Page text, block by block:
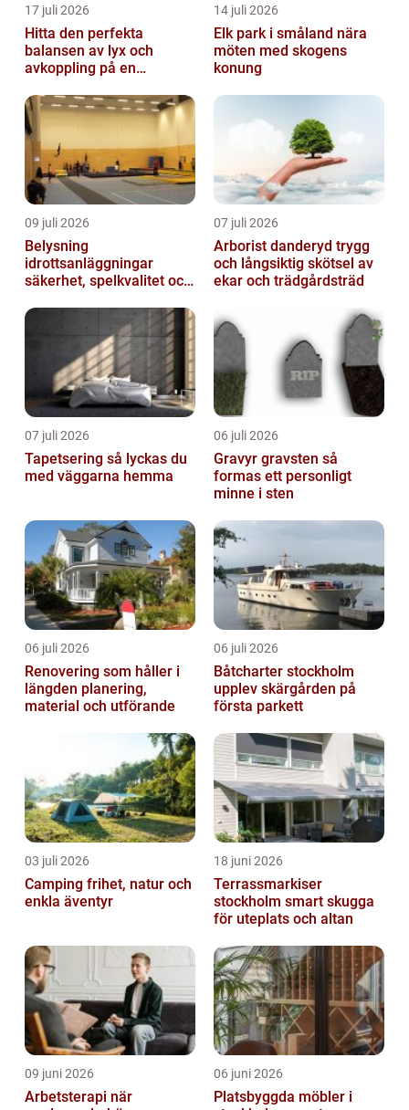
17 juli 2026
Hitta den perfekta
balansen av lyx och
avkoppling på en
Östermalm
14 juli 2026
Elk park i småland nära
möten med skogens
konung
09 juli 2026
Belysning
idrottsanläggningar
säkerhet, spelkvalitet och
07 juli 2026
Arborist danderyd trygg
och långsiktig skötsel av
ekar och trädgårdsträd
07 juli 2026
Tapetsering så lyckas du
med väggarna hemma
06 juli 2026
Gravyr gravsten så
formas ett personligt
minne i sten
06 juli 2026
Renovering som håller i
längden planering,
material och utförande
06 juli 2026
Båtcharter stockholm
upplev skärgården på
första parkett
03 juli 2026
Camping frihet, natur och
enkla äventyr
18 juni 2026
Terrassmarkiser
stockholm smart skugga
för uteplats och altan
09 juni 2026
Arbetsterapi när
06 juni 2026
Platsbyggda möbler i